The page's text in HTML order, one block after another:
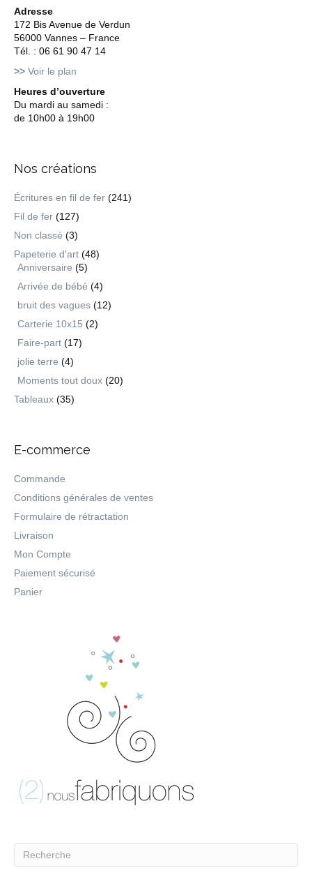
Adresse
172 Bis Avenue de Verdun
56000 Vannes – France
Tél. : 06 61 90 47 14
>> Voir le plan
Heures d’ouverture
Du mardi au samedi :
de 10h00 à 19h00
Nos créations
Écritures en fil de fer (241)
Fil de fer (127)
Non classé (3)
Papeterie d'art (48)
Anniversaire (5)
Arrivée de bébé (4)
bruit des vagues (12)
Carterie 10x15 (2)
Faire-part (17)
jolie terre (4)
Moments tout doux (20)
Tableaux (35)
E-commerce
Commande
Conditions générales de ventes
Formulaire de rétractation
Livraison
Mon Compte
Paiement sécurisé
Panier